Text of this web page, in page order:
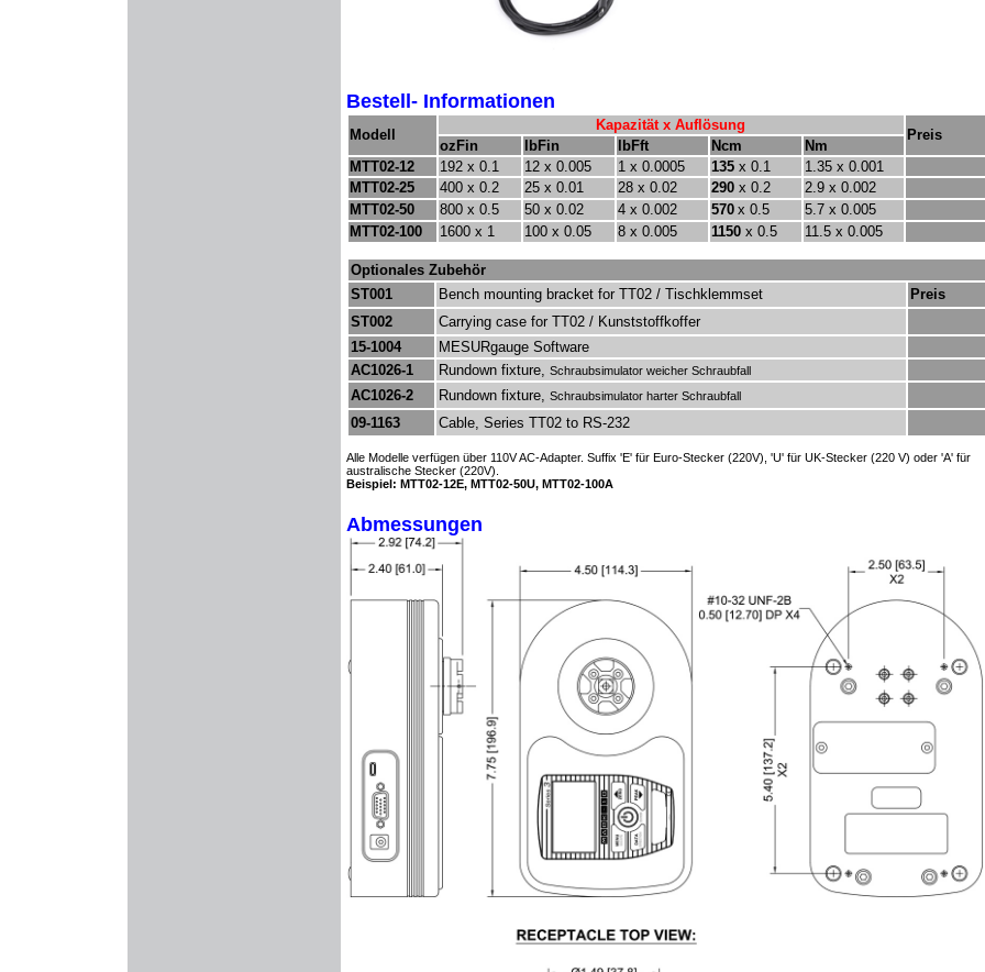
Bestell- Informationen
Modell
Kapazität x Auflösung
Preis
ozFin lbFin lbFft Ncm
Nm
MTT02-12
192 x 0.1 12 x 0.005 1 x 0.0005 135x 0.1
1.35 x 0.001
MTT02-25
400 x 0.2 25 x 0.01 28 x 0.02 290x 0.2
2.9 x 0.002
MTT02-50
800 x 0.5 50 x 0.02 4 x 0.002 570 x 0.5
5.7 x 0.005
MTT02-100
1600 x 1 100 x 0.05 8 x 0.005 1150x 0.5 11.5 x 0.005
Optionales Zubehör
ST001
Bench mounting bracket for TT02 / Tischklemmset
Preis
ST002
Carrying case for TT02 / Kunststoffkoffer
15-1004
MESURgauge Software
AC1026-1
Rundown fixture, Schraubsimulator weicher Schraubfall
AC1026-2 Rundown fixture, Schraubsimulator harter Schraubfall
09-1163 Cable, Series TT02 to RS-232
Alle Modelle verfügen über 110V AC-Adapter. Suffix 'E' für Euro-Stecker (220V), 'U' für UK-Stecker (220 V) oder 'A' für
australische Stecker (220V)
Beispiel: MTT02-12E, MTT02-50U, MTT02-100A
Abmessungen